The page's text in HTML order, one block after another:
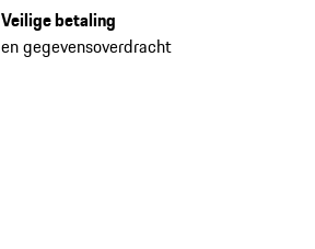
Veilige betaling
en gegevensoverdracht